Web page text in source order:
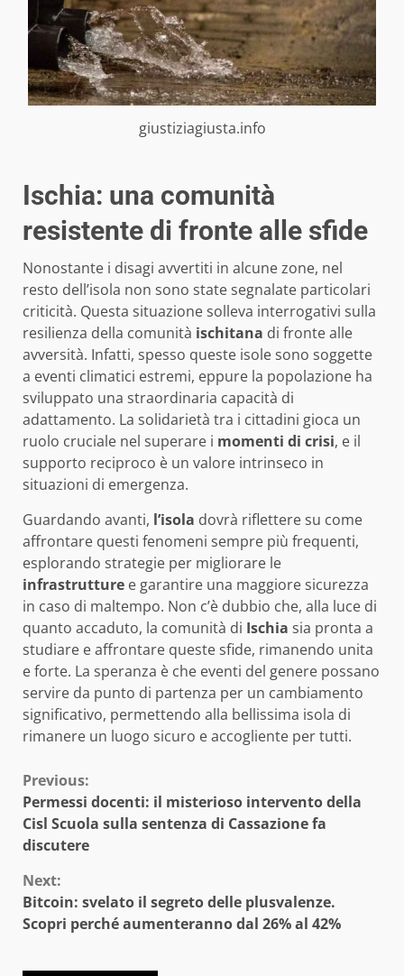
giustiziagiusta.info
Ischia: una comunità
resistente di fronte alle sfide
Nonostante i disagi avvertiti in alcune zone, nel
resto dell’isola non sono state segnalate particolari
criticità. Questa situazione solleva interrogativi sulla
resilienza della comunità ischitana di fronte alle
avversità. Infatti, spesso queste isole sono soggette
a eventi climatici estremi, eppure la popolazione ha
sviluppato una straordinaria capacità di
adattamento. La solidarietà tra i cittadini gioca un
ruolo cruciale nel superare i momenti di crisi, e il
supporto reciproco è un valore intrinseco in
situazioni di emergenza.
Guardando avanti, l’isola dovrà riflettere su come
affrontare questi fenomeni sempre più frequenti,
esplorando strategie per migliorare le
infrastrutture e garantire una maggiore sicurezza
in caso di maltempo. Non c’è dubbio che, alla luce di
quanto accaduto, la comunità di Ischia sia pronta a
studiare e affrontare queste sfide, rimanendo unita
e forte. La speranza è che eventi del genere possano
servire da punto di partenza per un cambiamento
significativo, permettendo alla bellissima isola di
rimanere un luogo sicuro e accogliente per tutti.
Continue
Reading
Previous:
Permessi docenti: il misterioso intervento della
Cisl Scuola sulla sentenza di Cassazione fa
discutere
Next:
Bitcoin: svelato il segreto delle plusvalenze.
Scopri perché aumenteranno dal 26% al 42%